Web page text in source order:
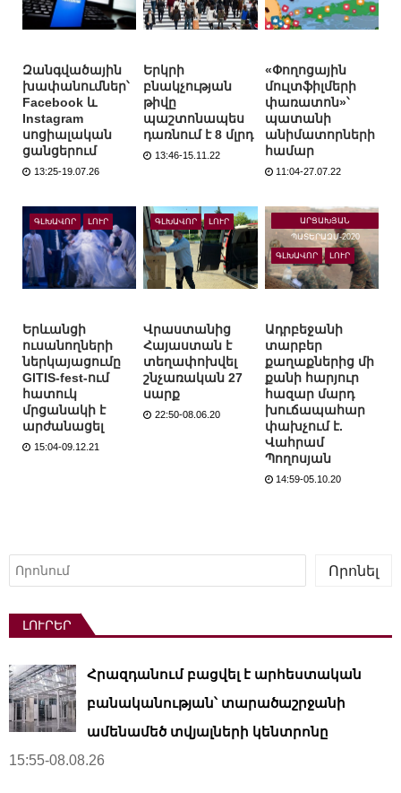
Զանգվածային
խափանումներ՝
Facebook և
Instagram
սոցիալական
ցանցերում
13:25-19.07.26
Երկրի
բնակչության
թիվը
պաշտոնապես
դառնում է 8 մլրդ
13:46-15.11.22
«Փողոցային
մուլտֆիլմերի
փառատոն»՝
պատանի
անիմատորների
համար
11:04-27.07.22
ԳԼԽԱՎՈՐ ԼՈՒՐ
Երևանցի
ուսանողների
ներկայացումը
GITIS-fest-ում
հատուկ
մրցանակի է
արժանացել
15:04-09.12.21
ԳԼԽԱՎՈՐ ԼՈՒՐ
Վրաստանից
Հայաստան է
տեղափոխվել
շնչառական 27
սարք
22:50-08.06.20
ԱՐՑԱԽՅԱՆ
ՊԱՏԵՐԱԶՄ-2020
ԳԼԽԱՎՈՐ ԼՈՒՐ
Ադրբեջանի
տարբեր
քաղաքներից մի
քանի հարյուր
հազար մարդ
խուճապահար
փախչում է.
Վահրամ
Պողոսյան
14:59-05.10.20
Որոնել
Որոնել
ԼՈՒՐԵՐ
Հրազդանում բացվել է արհեստական ​​
բանականության՝ տարածաշրջանի
ամենամեծ տվյալների կենտրոնը
15:55-08.08.26